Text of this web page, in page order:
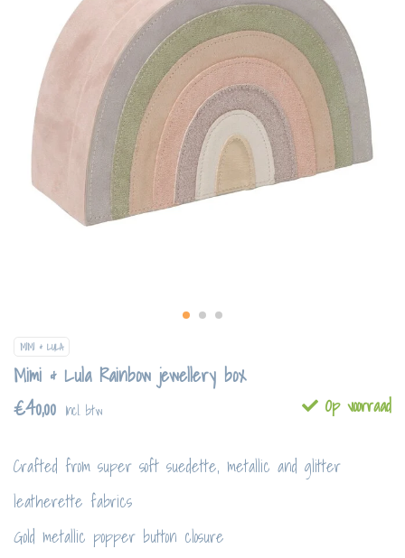
MIMI & LULA
Mimi & Lula Rainbow jewellery box
€40,00 Incl. btw Op voorraad
Crafted from super soft suedette, metallic and glitter
leatherette fabrics
Gold metallic popper button closure